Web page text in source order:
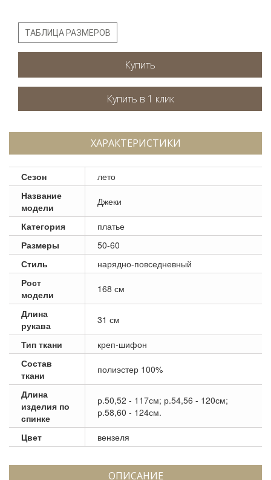
ТАБЛИЦА РАЗМЕРОВ
Купить
ХАРАКТЕРИСТИКИ
Сезон
лето
Название
модели
Джеки
Категория
платье
Размеры
50-60
Стиль
нарядно-повседневный
Рост
модели
168 см
Длина
рукава
31 см
Тип ткани
креп-шифон
Состав
ткани
полиэстер 100%
Длина
изделия по
спинке
р.50,52 - 117см; р.54,56 - 120см;
р.58,60 - 124см.
Цвет вензеля
ОПИСАНИЕ